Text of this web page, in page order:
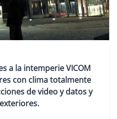
a la intemperie VICOM
con clima totalmente
de video y datos y